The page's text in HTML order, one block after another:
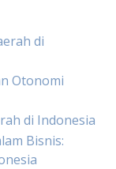
di
Otonomi
di Indonesia
Bisnis: